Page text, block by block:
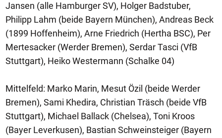
Jansen (alle Hamburger SV), Holger Badstuber,
Philipp Lahm (beide Bayern München), Andreas Beck
(1899 Hoffenheim), Arne Friedrich (Hertha BSC), Per
Mertesacker (Werder Bremen), Serdar Tasci (VfB
Stuttgart), Heiko Westermann (Schalke 04)
Mittelfeld: Marko Marin, Mesut Özil (beide Werder
Bremen), Sami Khedira, Christian Träsch (beide VfB
Stuttgart), Michael Ballack (Chelsea), Toni Kroos
(Bayer Leverkusen), Bastian Schweinsteiger (Bayern